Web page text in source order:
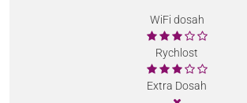
WiFi dosah
Rychlost
Extra Dosah